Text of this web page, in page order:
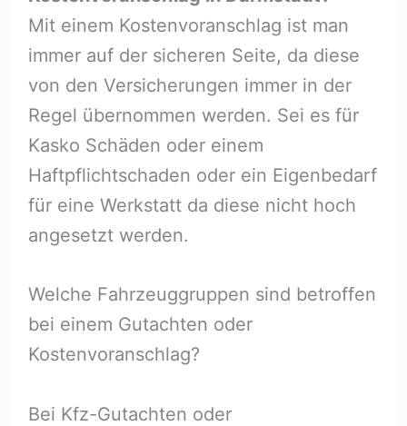
Mit einem Kostenvoranschlag ist man
immer auf der sicheren Seite, da diese
von den Versicherungen immer in der
Regel übernommen werden. Sei es für
Kasko Schäden oder einem
Haftpflichtschaden oder ein Eigenbedarf
für eine Werkstatt da diese nicht hoch
angesetzt werden.
Welche Fahrzeuggruppen sind betroffen
bei einem Gutachten oder
Kostenvoranschlag?
Bei Kfz-Gutachten oder